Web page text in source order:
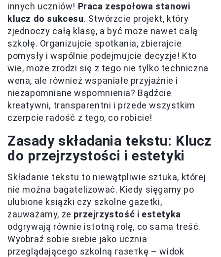
innych uczniów! Praca zespołowa stanowi
klucz do sukcesu. Stwórzcie projekt, który
zjednoczy całą klasę, a być może nawet całą
szkołę. Organizujcie spotkania, zbierajcie
pomysły i wspólnie podejmujcie decyzje! Kto
wie, może zrodzi się z tego nie tylko techniczna
wena, ale również wspaniałe przyjaźnie i
niezapomniane wspomnienia? Bądźcie
kreatywni, transparentni i przede wszystkim
czerpcie radość z tego, co robicie!
Zasady składania tekstu: Klucz
do przejrzystości i estetyki
Składanie tekstu to niewątpliwie sztuka, której
nie można bagatelizować. Kiedy sięgamy po
ulubione książki czy szkolne gazetki,
zauważamy, że przejrzystość i estetyka
odgrywają równie istotną rolę, co sama treść.
Wyobraź sobie siebie jako ucznia
przeglądającego szkolną газетkę – widok